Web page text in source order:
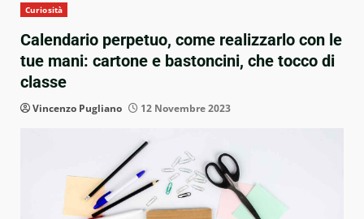
Curiosità
Calendario perpetuo, come realizzarlo con le
tue mani: cartone e bastoncini, che tocco di
classe
Vincenzo Pugliano 12 Novembre 2023